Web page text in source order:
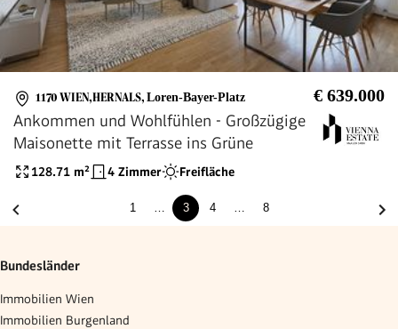
1170 WIEN,HERNALS, Loren-Bayer-Platz € 639.000
Ankommen und Wohlfühlen - Großzügige
Maisonette mit Terrasse ins Grüne
128.71 m² 4 Zimmer Freifläche
1 … 3 4 … 8
Bundesländer
Immobilien Wien
Immobilien Burgenland